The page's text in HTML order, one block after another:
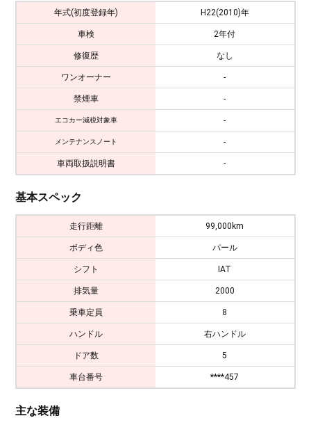
年式(初度登録年) H22(2010)年
車検 2年付
修復歴 なし
ワンオーナー -
禁煙車 -
エコカー減税対象車 -
メンテナンスノート -
車両取扱説明書 -
基本スペック
走行距離 99,000km
ボディ色 パール
シフト IAT
排気量 2000
乗車定員 8
ハンドル 右ハンドル
ドア数 5
車台番号 ****457
主な装備